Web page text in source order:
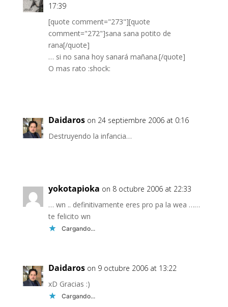
17:39
[quote comment="273"][quote
comment="272"]sana sana potito de
rana[/quote]
… si no sana hoy sanará mañana.[/quote]
O mas rato :shock:
Daidaros on 24 septiembre 2006 at 0:16
Destruyendo la infancia…
yokotapioka on 8 octubre 2006 at 22:33
… wn .. definitivamente eres pro pa la wea ……
te felicito wn
Cargando...
Daidaros on 9 octubre 2006 at 13:22
xD Gracias :)
Cargando...